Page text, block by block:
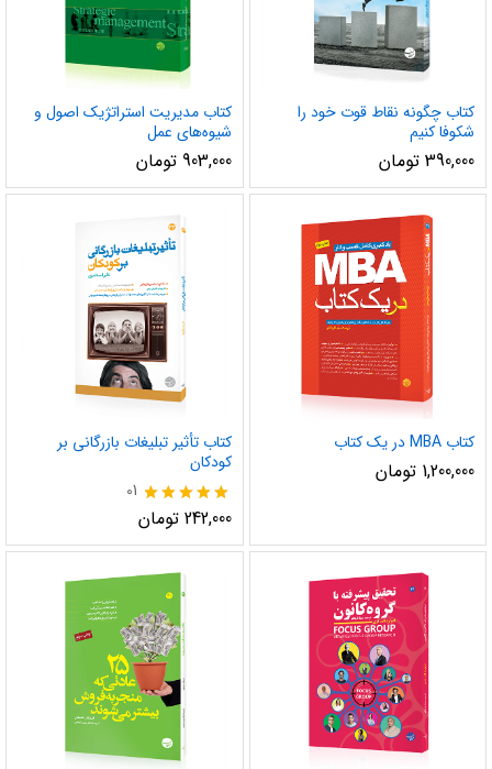
کتاب چگونه نقاط قوت خود را
شکوفا کنیم
390,000 تومان
کتاب مدیریت استراتژیک اصول و
شیوه‌های عمل
903,000 تومان
کتاب MBA در یک کتاب
1,200,000 تومان
کتاب تأثیر تبلیغات بازرگانی بر
کودکان
نمره
5.00
از 5
01
242,000 تومان